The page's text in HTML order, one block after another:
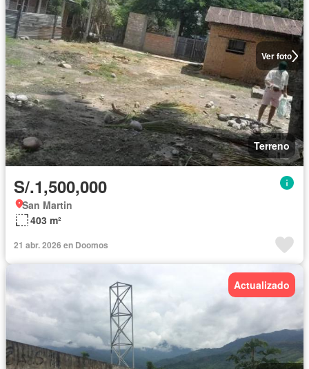
Ver foto
Terreno
S/.1,500,000
San Martin
403 m²
21 abr. 2026 en Doomos
Actualizado